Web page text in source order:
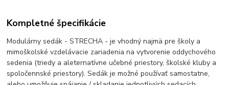
Kompletné špecifikácie
Modulárny sedák - STRECHA - je vhodný najmä pre školy a
mimoškolské vzdelávacie zariadenia na vytvorenie oddychového
sedenia (triedy a aleternatívne učebné priestory, školské kluby a
spoločennské priestory). Sedák je možné používať samostatne,